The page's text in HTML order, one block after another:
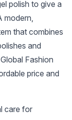
polish to give a
modern,
that combines
and
Fashion
price and
care for